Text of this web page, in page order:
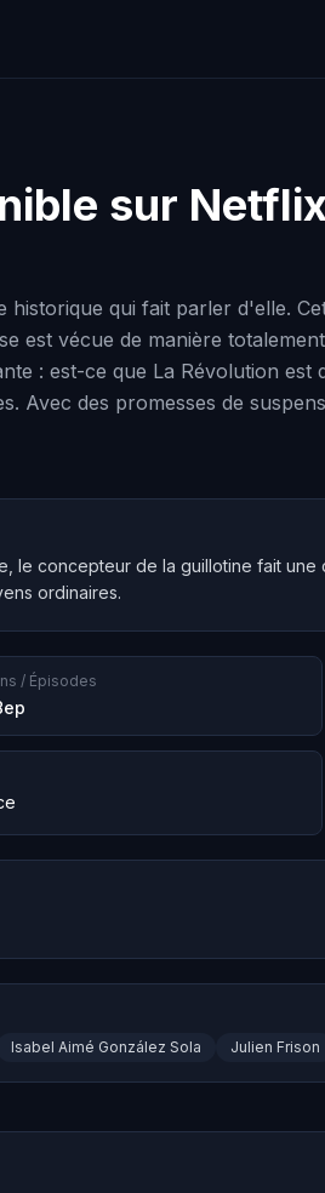
sur
qui fait parler d'elle.
vécue de manière
: est-ce que La Révolution est
Avec des promesses de
le concepteur de la guillotine fait
ordinaires.
/ Épisodes
Isabel Aimé González Sola Julien Frison